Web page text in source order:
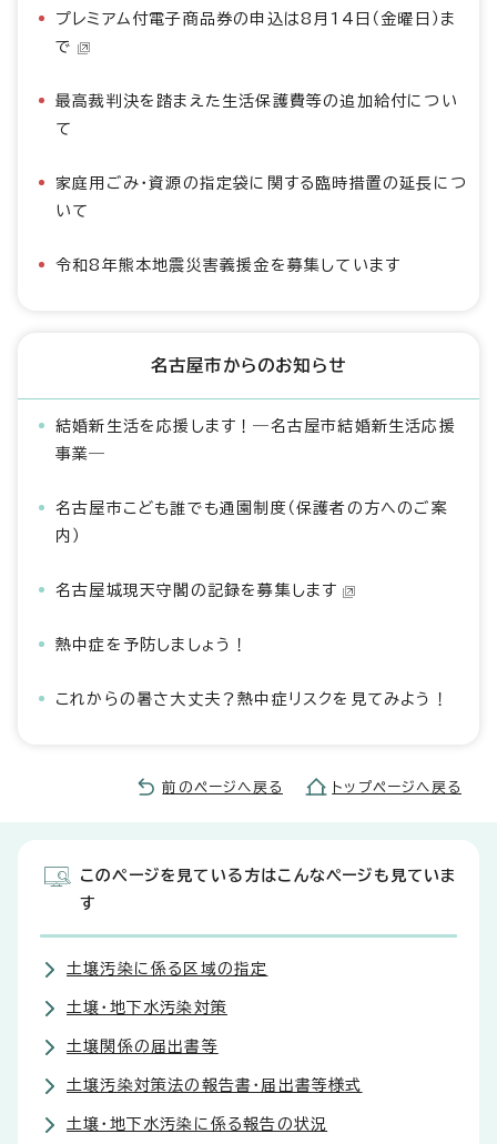
プレミアム付電子商品券の申込は8月14日（金曜日）ま
で
最高裁判決を踏まえた生活保護費等の追加給付につい
て
家庭用ごみ・資源の指定袋に関する臨時措置の延長につ
いて
令和8年熊本地震災害義援金を募集しています
名古屋市からのお知らせ
結婚新生活を応援します！―名古屋市結婚新生活応援
事業―
名古屋市こども誰でも通園制度（保護者の方へのご案
内）
名古屋城現天守閣の記録を募集します
熱中症を予防しましょう！
これからの暑さ大丈夫？熱中症リスクを見てみよう！
前のページへ戻る トップページへ戻る
このページを見ている方はこんなページも見ていま
す
土壌汚染に係る区域の指定
土壌・地下水汚染対策
土壌関係の届出書等
土壌汚染対策法の報告書・届出書等様式
土壌・地下水汚染に係る報告の状況